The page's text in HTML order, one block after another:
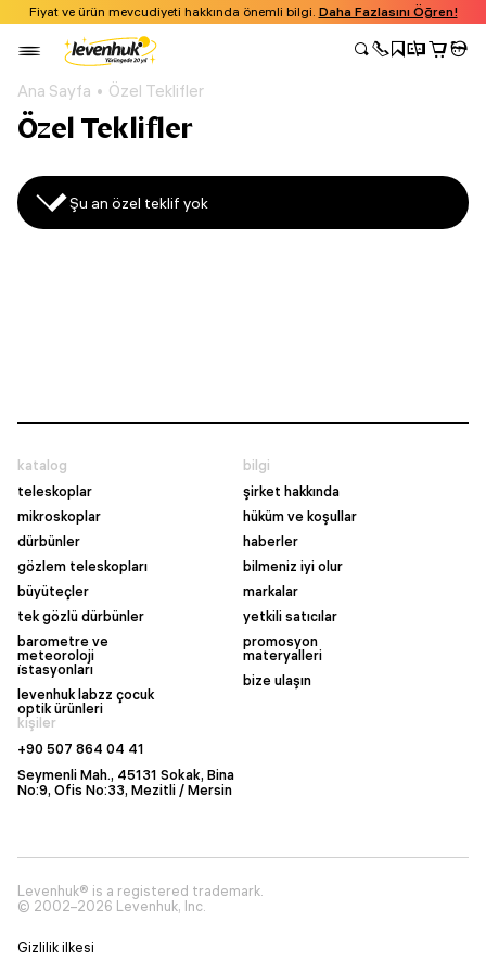
Fiyat ve ürün mevcudiyeti hakkında önemli bilgi. Daha Fazlasını Öğren!
Ana Sayfa Özel Teklifler
Özel Teklifler
Şu an özel teklif yok
katalog
teleskoplar
mikroskoplar
dürbünler
gözlem teleskopları
büyüteçler
tek gözlü dürbünler
barometre ve
meteoroloji
i̇stasyonları
levenhuk labzz çocuk
optik ürünleri
bilgi
şirket hakkında
hüküm ve koşullar
haberler
bilmeniz iyi olur
markalar
yetkili satıcılar
promosyon
materyalleri
bize ulaşın
kişiler
+90 507 864 04 41
Seymenli Mah., 45131 Sokak, Bina
No:9, Ofis No:33, Mezitli / Mersin
Levenhuk® is a registered trademark.
© 2002–2026 Levenhuk, Inc.
Gizlilik ilkesi